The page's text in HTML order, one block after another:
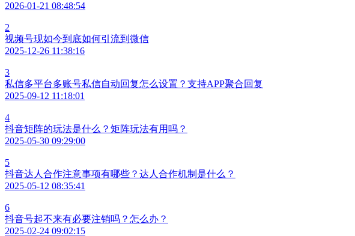
2026-01-21 08:48:54
2
视频号现如今到底如何引流到微信
2025-12-26 11:38:16
3
私信多平台多账号私信自动回复怎么设置？支持APP聚合回复
2025-09-12 11:18:01
4
抖音矩阵的玩法是什么？矩阵玩法有用吗？
2025-05-30 09:29:00
5
抖音达人合作注意事项有哪些？达人合作机制是什么？
2025-05-12 08:35:41
6
抖音号起不来有必要注销吗？怎么办？
2025-02-24 09:02:15